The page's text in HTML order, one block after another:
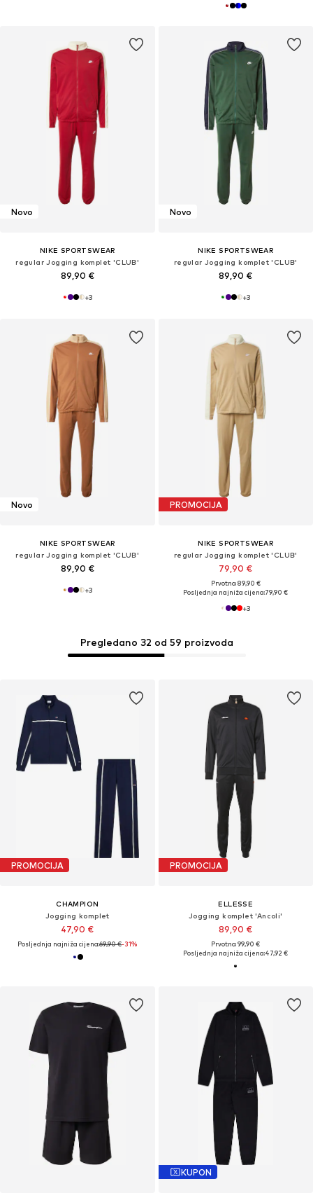
Novo
NIKE SPORTSWEAR
regular Jogging komplet 'CLUB'
89,90 €
+3
Novo
NIKE SPORTSWEAR
regular Jogging komplet 'CLUB'
89,90 €
+3
Novo
NIKE SPORTSWEAR
regular Jogging komplet 'CLUB'
89,90 €
+3
PROMOCIJA
NIKE SPORTSWEAR
regular Jogging komplet 'CLUB'
79,90 €
Prvotno: 89,90 €
Posljednja najniža cijena:79,90 €
+3
Pregledano 32 od 59 proizvoda
PROMOCIJA
CHAMPION
Jogging komplet
47,90 €
Posljednja najniža cijena:69,90 €-31%
PROMOCIJA
ELLESSE
Jogging komplet 'Ancoli'
89,90 €
Prvotno: 99,90 €
Posljednja najniža cijena:47,92 €
KUPON